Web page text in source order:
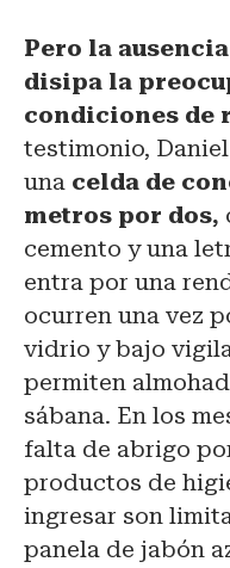
Pero la
disipa la
condiciones de
testimonio,
una celda de
metros por dos,
cemento y una
entra por una
ocurren una vez
vidrio y bajo
permiten
sábana. En los
falta de abrigo
productos de
ingresar son
panela de jabón